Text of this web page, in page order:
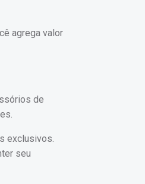
agrega valor
de
exclusivos.
seu